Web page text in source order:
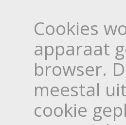
Cookies
apparaat
browser.
meestal
cookie